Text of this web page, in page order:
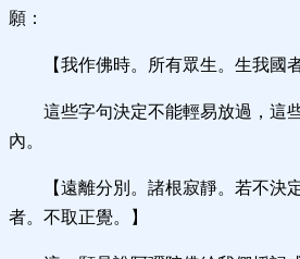
願：
【我作佛時。所有眾生。生我國
這些字句決定不能輕易放過，這
內。
【遠離分別。諸根寂靜。若不決
者。不取正覺。】